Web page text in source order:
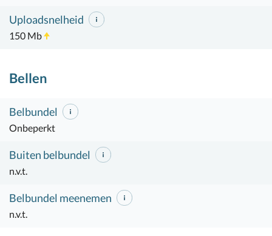
Uploadsnelheid
150 Mb
Bellen
Belbundel
Onbeperkt
Buiten belbundel
n.v.t.
Belbundel meenemen
n.v.t.